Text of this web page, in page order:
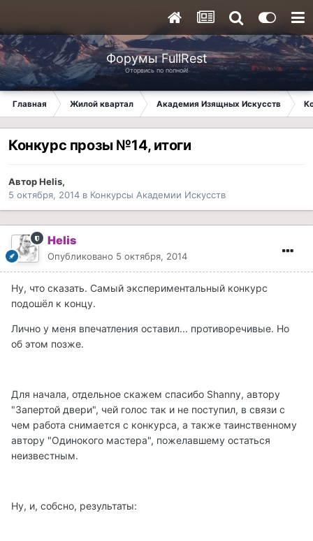
Форумы FullRest
Оторвись по полной!
Главная Жилой квартал Академия Изящных Искусств
Конкурс прозы №14, итоги
АвторHelis,
5 октября, 2014 в Конкурсы Академии Искусств
Helis
Опубликовано 5 октября, 2014
Ну, что сказать. Самый экспериментальный конкурс
подошёл к концу.
Лично у меня впечатления оставил... противоречивые. Но
об этом позже.
Для начала, отдельное скажем спасибо Shanny, автору
"Запертой двери", чей голос так и не поступил, в связи с
чем работа снимается с конкурса, а также таинственному
автору "Одинокого мастера", пожелавшему остаться
неизвестным.
Ну, и, собсно, результаты: